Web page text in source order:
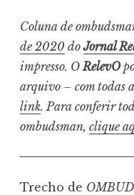
Coluna de
de 2020 do Jornal
impresso. O RelevO
arquivo – com todas
link. Para conferir
ombudsman, clique
Trecho de